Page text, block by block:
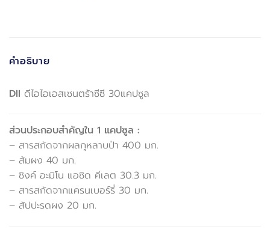
คำอธิบาย
DII ดีไอไอเอสเซนตร้าซีซี 30แคปซูล
ส่วนประกอบสำคัญใน 1 แคปซูล :
– สารสกัดจากผลกุหลาบป่า 400 มก.
– ส้มผง 40 มก.
– ซิงค์ อะมิโน แอซิด คีเลต 30.3 มก.
– สารสกัดจากแครนเบอร์รี่ 30 มก.
– สัปปะรดผง 20 มก.